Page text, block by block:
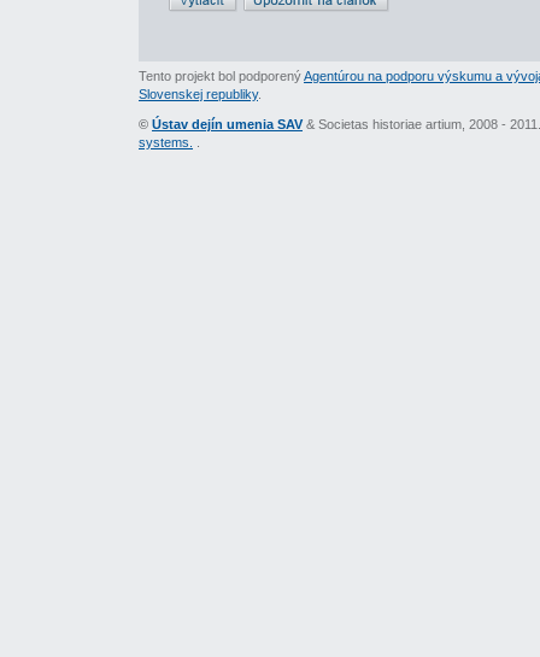
Tento projekt bol podporenýAgentúrou na podporu výskumu a
Slovenskej republiky.
© Ústav dejín umenia SAV & Societas historiae artium, 2008 -
systems.